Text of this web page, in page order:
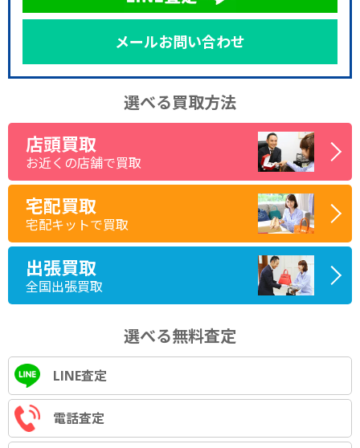
メールお問い合わせ
選べる買取方法
店頭買取
お近くの店舗で買取
宅配買取
宅配キットで買取
出張買取
全国出張買取
選べる無料査定
LINE査定
電話査定